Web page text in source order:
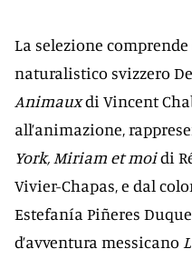
La selezione
naturalistico svizzero
Animauxdi Vincent
all’animazione,
York, Miriam et moidi
Vivier-Chapas, e dal
Estefanía Piñeres
d’avventura messicano